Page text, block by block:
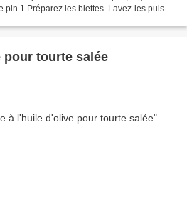
pin 1 Préparez les blettes. Lavez-les puis
pour tourte salée